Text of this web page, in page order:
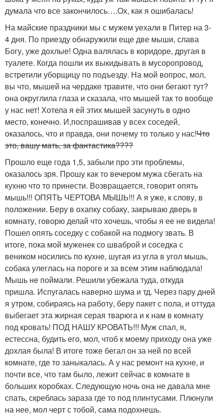
думала что все закончилось….Ох, как я ошибалась!
На майские праздники мы с мужем уехали в Питер на 3-
4 дня. По приезду обнаружили еще две мыши, слава
Богу, уже дохлые! Одна валялась в коридоре, другая в
туалете. Когда пошли их выкидывать в мусоропровод,
встретили уборщицу по подъезду. На мой вопрос, мол,
вы что, мышей на чердаке травите, что они бегают тут?
она округлила глаза и сказала, что мышей так то вообще
у нас нет! Хотела я ей этих мышей засунуть в одно
место, конечно. И,поспрашивав у всех соседей,
оказалось, что и правда, они почему то только у нас!Что
это, вашу мать, за фантастика????
Прошло еще года 1,5, забыли про эти проблемы,
оказалось зря. Прошу как то вечером мужа сбегать на
кухню что то принести. Возвращается, говорит опять
мышь!!! ОПЯТЬ ЧЕРТОВА МЫШЬ!!! А я уже, к слову, в
положении. Беру в охапку собаку, закрываю дверь в
комнату, говорю делай что хочешь, чтобы я ее не видела!
Пошел опять соседку с собакой на подмогу звать. В
итоге, пока мой муженек со шваброй и соседка с
веником носились по кухне, шугая из угла в угол мышь,
собака улеглась на пороге и за всем этим наблюдала!
Мышь не поймали. Решили убежала туда, откуда
пришла. Испугалась наверно шума и тд. Через пару дней
я утром, собираясь на работу, беру пакет с пола, и оттуда
выбегает эта жирная серая тварюга и к нам в комнату
под кровать! ПОД НАШУ КРОВАТЬ!!! Муж спал, я,
естессна, будить его, мол, чтоб к моему приходу она уже
дохлая была! В итоге тоже бегал он за ней по всей
комнате, где то заныкалась. А у нас ремонт на кухне, и
почти все, что там было, лежит сейчас в комнате в
больших коробках. Следующую ночь она не давала мне
спать, скреблась зараза где то под плинтусами. Плюнули
на нее, мол черт с тобой, сама подохнешь.